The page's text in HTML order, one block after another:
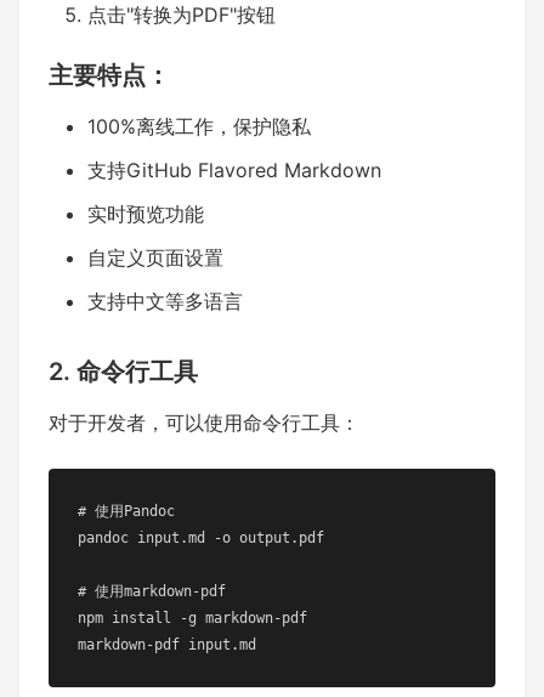
点击"转换为PDF"按钮
主要特点：
100%离线工作，保护隐私
支持GitHub Flavored Markdown
实时预览功能
自定义页面设置
支持中文等多语言
2. 命令行工具
对于开发者，可以使用命令行工具：
# 使用Pandoc
pandoc input.md -o output.pdf
# 使用markdown-pdf
npm install -g markdown-pdf
markdown-pdf input.md